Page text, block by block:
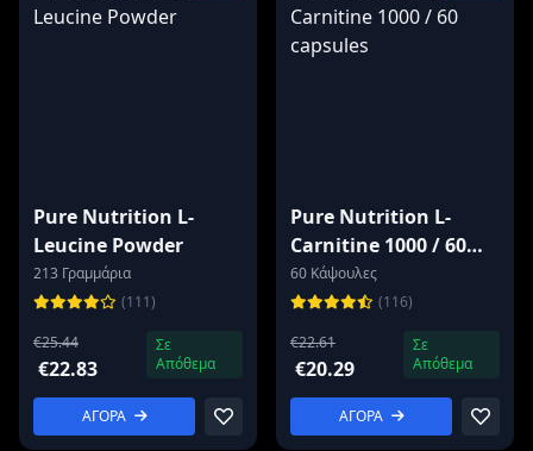
Pure Nutrition L-
Leucine Powder
213 Γραμμάρια
(111)
€25.44
€22.83
Σε
Απόθεμα
ΑΓΟΡΑ
Pure Nutrition L-
Carnitine 1000 / 60
capsules
60 Κάψουλες
(116)
€22.61
€20.29
Σε
Απόθεμα
ΑΓΟΡΑ